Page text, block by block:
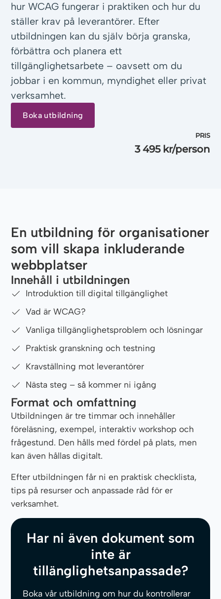
hur WCAG fungerar i praktiken och hur du
ställer krav på leverantörer. Efter
utbildningen kan du själv börja granska,
förbättra och planera ett
tillgänglighetsarbete – oavsett om du
jobbar i en kommun, myndighet eller privat
verksamhet.
Boka utbildning
PRIS
3 495 kr/person
En utbildning för organisationer
som vill skapa inkluderande
webbplatser
Innehåll i utbildningen
Introduktion till digital tillgänglighet
Vad är WCAG?
Vanliga tillgänglighetsproblem och lösningar
Praktisk granskning och testning
Kravställning mot leverantörer
Nästa steg – så kommer ni igång
Format och omfattning
Utbildningen är tre timmar och innehåller
föreläsning, exempel, interaktiv workshop och
frågestund. Den hålls med fördel på plats, men
kan även hållas digitalt.
Efter utbildningen får ni en praktisk checklista,
tips på resurser och anpassade råd för er
verksamhet.
Har ni även dokument som
inte är
tillänglighetsanpassade?
Boka vår utbildning om hur du kontrollerar